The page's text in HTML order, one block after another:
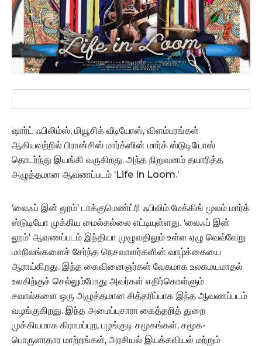
ஷார்ட் ஃபிலிம்ஸ், மியூசிக் வீடியோஸ், விளம்பரங்கள்
ஆகியவற்றில் பிரான்சிஸ் மார்க்ஸின் மார்க் ஸ்டுடியோஸ்
தொடர்ந்து இயங்கி வருகிறது. அந்த நிறுவனம் தயாரித்த
அழுத்தமான ஆவணப்படம் ‘Life In Loom.’
‘லைஃப் இன் லூம்’ டாக்குமெண்ட்ரி ஃபிலிம் மேக்கிங் மூலம் மார்க்
ஸ்டுடியோ முக்கிய மைல்கல்லை எட்டியுள்ளது. ‘லைஃப் இன்
லூம்’ ஆவணப்படம் இந்தியா முழுவதிலும் உள்ள ஏழு வெவ்வேறு
மாநிலங்களைச் சேர்ந்த நெசவாளர்களின் வாழ்க்கையை
ஆராய்கிறது. இந்த கைவினைஞர்கள் வேகமாக உலகமயமாதல்
உலகிற்குச் செல்லும்போது அவர்கள் எதிர்கொள்ளும்
சவால்களை ஒரு அழுத்தமான சித்தரிப்பாக இந்த ஆவணப்படம்
வழங்குகிறது. இந்த அமைப்புசாரா கைத்தறித் துறை
முக்கியமாக கிராமப்புற, பழங்குடி சமூகங்கள், சமூக-
பொருளாதார மாற்றங்கள், அரசியல் இயக்கவியல் மற்றும்